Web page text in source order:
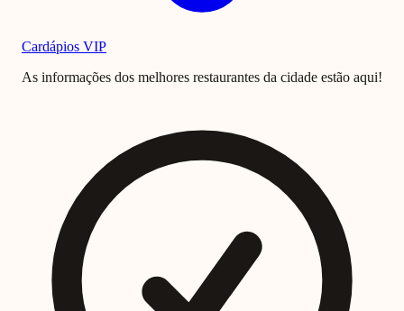
Cardápios VIP
As informações dos melhores restaurantes da cidade estão aqui!